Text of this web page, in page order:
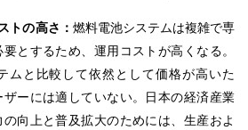
トの高さ： 燃料電池システムは複雑で専
とするため、運用コストが高くなる。
ムと比較して依然として価格が高いた
ーには適していない。日本の経済産業
向上と普及拡大のためには、生産およ